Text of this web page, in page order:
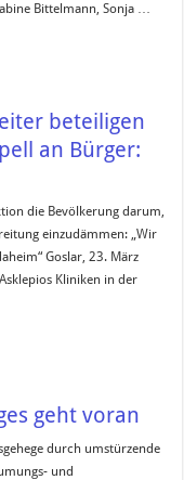
Bittelmann, Sonja …
beteiligen
an Bürger:
die Bevölkerung darum,
einzudämmen: „Wir
Goslar, 23. März
Kliniken in der
geht voran
durch umstürzende
und